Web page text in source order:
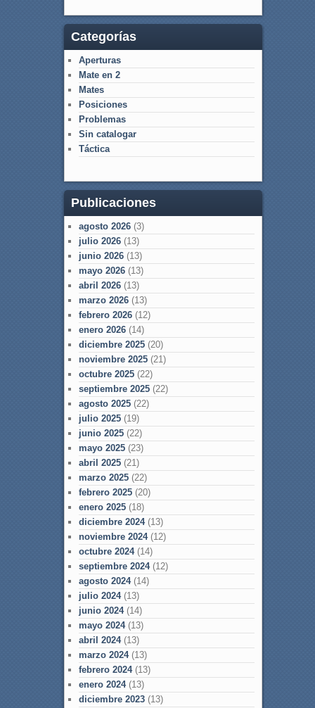
Categorías
Aperturas
Mate en 2
Mates
Posiciones
Problemas
Sin catalogar
Táctica
Publicaciones
agosto 2026(3)
julio 2026(13)
junio 2026(13)
mayo 2026(13)
abril 2026(13)
marzo 2026(13)
febrero 2026(12)
enero 2026(14)
diciembre 2025(20)
noviembre 2025(21)
octubre 2025(22)
septiembre 2025(22)
agosto 2025(22)
julio 2025(19)
junio 2025(22)
mayo 2025(23)
abril 2025(21)
marzo 2025(22)
febrero 2025(20)
enero 2025(18)
diciembre 2024(13)
noviembre 2024(12)
octubre 2024(14)
septiembre 2024(12)
agosto 2024(14)
julio 2024(13)
junio 2024(14)
mayo 2024(13)
abril 2024(13)
marzo 2024(13)
febrero 2024(13)
enero 2024(13)
diciembre 2023(13)